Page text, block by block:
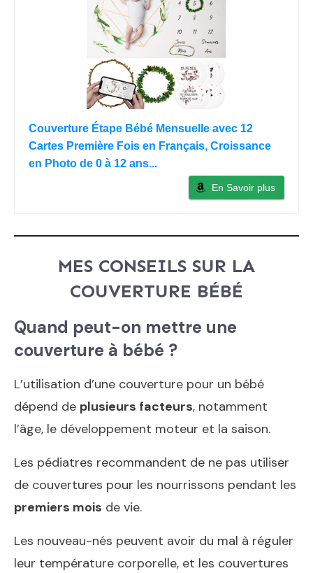
Couverture Étape Bébé Mensuelle avec 12
Cartes Première Fois en Français, Croissance
en Photo de 0 à 12 ans...
En Savoir plus
MES CONSEILS SUR LA
COUVERTURE BÉBÉ
Quand peut-on mettre une
couverture à bébé ?
L’utilisation d’une couverture pour un bébé
dépend de plusieurs facteurs, notamment
l’âge, le développement moteur et la saison.
Les pédiatres recommandent de ne pas utiliser
de couvertures pour les nourrissons pendant les
premiers mois de vie.
Les nouveau-nés peuvent avoir du mal à réguler
leur température corporelle, et les couvertures